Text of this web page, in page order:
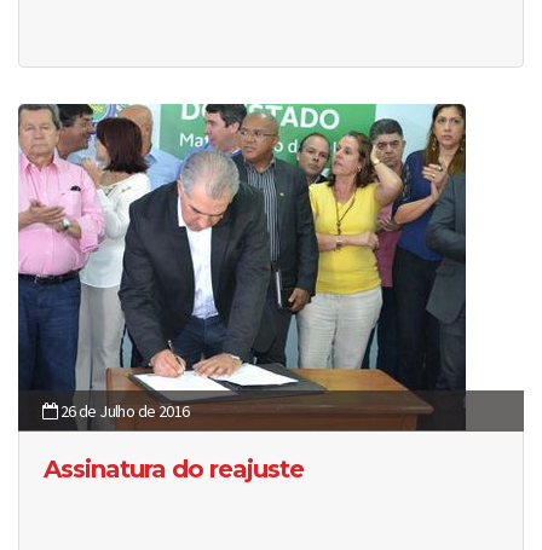
26 de Julho de 2016
Assinatura do reajuste